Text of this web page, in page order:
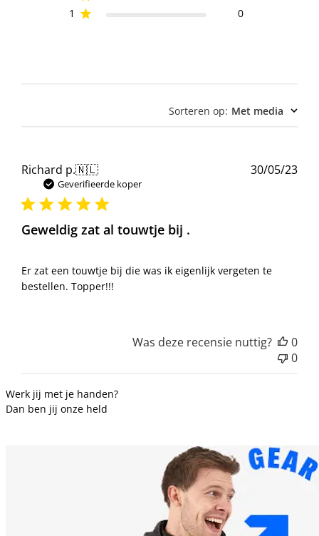
1
0
Sorteren op: Met media
Richard p.🇳🇱
Geverifieerde koper
Geweldig zat al touwtje bij .
Er zat een touwtje bij die was ik eigenlijk vergeten te
bestellen. Topper!!!
30/05/23
Was deze recensie nuttig?
0
0
Werk jij met je handen?
Dan ben jij onze held